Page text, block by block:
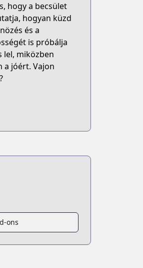
hogy a becsület
hogyan küzd
és a
is próbálja
lel, miközben
a jóért. Vajon
ons